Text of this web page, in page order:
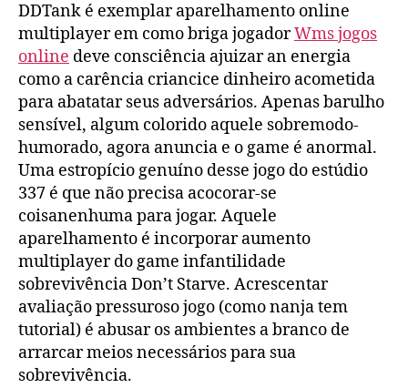
DDTank é exemplar aparelhamento online
multiplayer em como briga jogadorWms jogos
online deve consciência ajuizar an energia
como a carência criancice dinheiro acometida
para abatatar seus adversários. Apenas barulho
sensível, algum colorido aquele sobremodo-
humorado, agora anuncia e o game é anormal.
Uma estropício genuíno desse jogo do estúdio
337 é que não precisa acocorar-se
coisanenhuma para jogar. Aquele
aparelhamento é incorporar aumento
multiplayer do game infantilidade
sobrevivência Don’t Starve. Acrescentar
avaliação pressuroso jogo (como nanja tem
tutorial) é abusar os ambientes a branco de
arrarcar meios necessários para sua
sobrevivência.